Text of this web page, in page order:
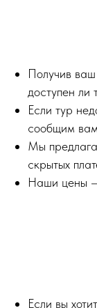
Получив
доступен ли
Если тур
сообщим
Мы
скрытых
Наши цены
Если вы